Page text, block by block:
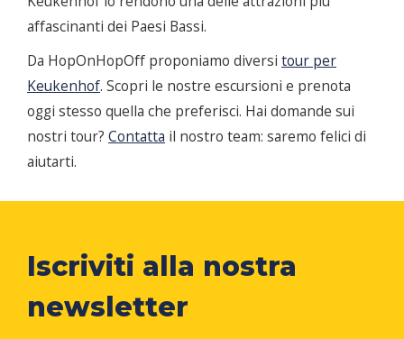
affascinanti dei Paesi Bassi.
Da HopOnHopOff proponiamo diversi tour per
Keukenhof. Scopri le nostre escursioni e prenota
oggi stesso quella che preferisci. Hai domande sui
nostri tour? Contatta il nostro team: saremo felici di
aiutarti.
Iscriviti alla nostra
newsletter